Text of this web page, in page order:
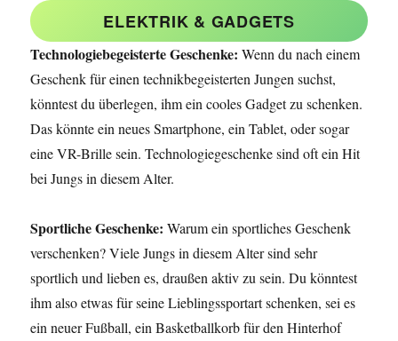
ELEKTRIK & GADGETS
Technologiebegeisterte Geschenke: Wenn du nach einem
Geschenk für einen technikbegeisterten Jungen suchst,
könntest du überlegen, ihm ein cooles Gadget zu schenken.
Das könnte ein neues Smartphone, ein Tablet, oder sogar
eine VR-Brille sein. Technologiegeschenke sind oft ein Hit
bei Jungs in diesem Alter.
Sportliche Geschenke: Warum ein sportliches Geschenk
verschenken? Viele Jungs in diesem Alter sind sehr
sportlich und lieben es, draußen aktiv zu sein. Du könntest
ihm also etwas für seine Lieblingssportart schenken, sei es
ein neuer Fußball, ein Basketballkorb für den Hinterhof